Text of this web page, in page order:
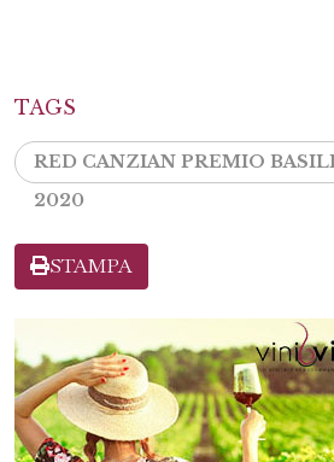
TAGS
RED CANZIAN PREMIO
2020
STAMPA